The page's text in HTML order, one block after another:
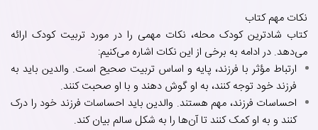
نکات مهم کتاب
کتاب شادترین کودک محله، نکات مهمی را در مورد تربیت کودک ارائه
می‌دهد. در ادامه به برخی از این نکات اشاره می‌کنیم:
ارتباط مؤثر با فرزند، پایه و اساس تربیت صحیح است. والدین باید به
فرزند خود توجه کنند، به او گوش دهند و با او صحبت کنند.
احساسات فرزند، مهم هستند. والدین باید احساسات فرزند خود را درک
کنند و به او کمک کنند تا آن‌ها را به شکل سالم بیان کند.